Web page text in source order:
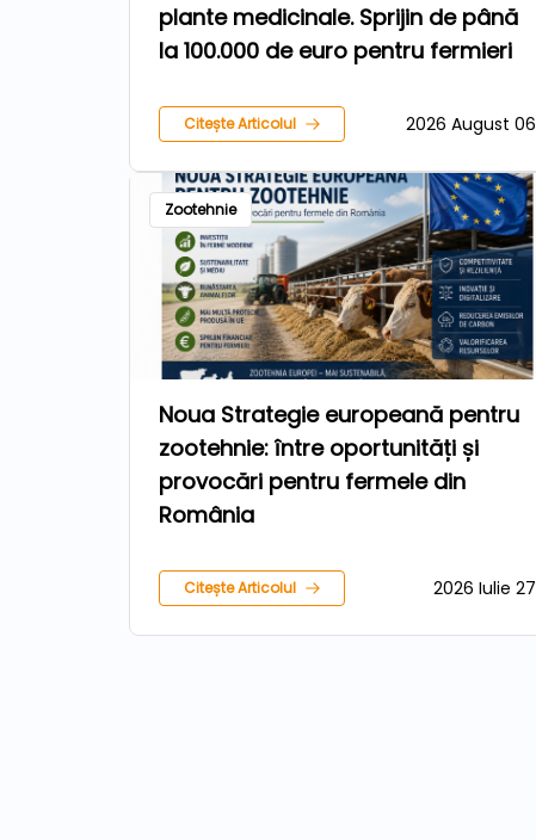
plante medicinale. Sprijin de până
la 100.000 de euro pentru fermieri
Citește Articolul 2026 August 06
Zootehnie
Noua Strategie europeană pentru
zootehnie: între oportunități și
provocări pentru fermele din
România
Citește Articolul 2026 Iulie 27